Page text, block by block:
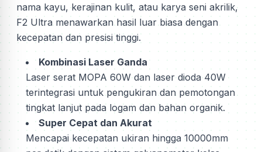
nama kayu, kerajinan kulit, atau karya seni akrilik,
F2 Ultra menawarkan hasil luar biasa dengan
kecepatan dan presisi tinggi.
Kombinasi Laser Ganda
Laser serat MOPA 60W dan laser dioda 40W
terintegrasi untuk pengukiran dan pemotongan
tingkat lanjut pada logam dan bahan organik.
Super Cepat dan Akurat
Mencapai kecepatan ukiran hingga 10000mm